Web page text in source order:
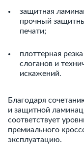
защитная
прочный
печати;
плоттерная
слоганов и
искажений.
Благодаря
и защитной
соответствует
премиального
эксплуатацию.